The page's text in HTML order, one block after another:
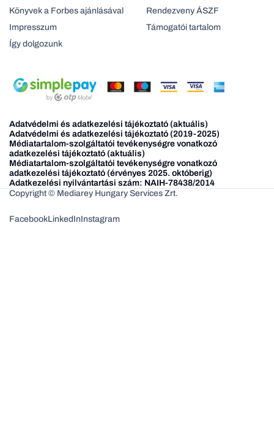
Könyvek a Forbes ajánlásával
Impresszum
Így dolgozunk
Rendezveny ÁSZF
Támogatói tartalom
Adatvédelmi és adatkezelési tájékoztató (aktuális)
Adatvédelmi és adatkezelési tájékoztató (2019-2025)
Médiatartalom-szolgáltatói tevékenységre vonatkozó
adatkezelési tájékoztató (aktuális)
Médiatartalom-szolgáltatói tevékenységre vonatkozó
adatkezelési tájékoztató (érvényes 2025. októberig)
Adatkezelési nyilvántartási szám: NAIH-78438/2014
Copyright © Mediarey Hungary Services Zrt.
FacebookLinkedInInstagram